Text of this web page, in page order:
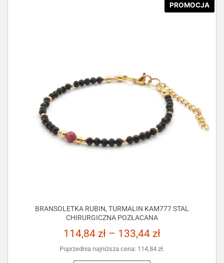
PROMOCJA
BRANSOLETKA RUBIN, TURMALIN KAM777 STAL
CHIRURGICZNA POZŁACANA
114,84 zł – 133,44 zł
Poprzednia najniższa cena: 114,84 zł.